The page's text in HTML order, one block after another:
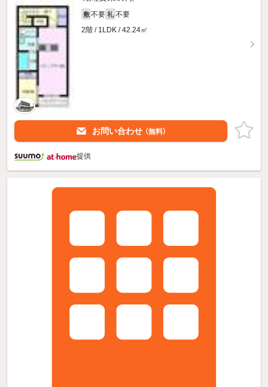
敷 不要 礼 不要
2階 / 1LDK / 42.24㎡
お問い合わせ （無料）
提供